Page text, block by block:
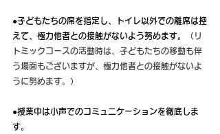
●子どもたちの席を指定し、トイレ以外での離席は控
えて、極力他者との接触がないよう努めます。
（リ
トミックコースの活動時は、子どもたちの移動も伴
う場面もございますが、極力他者との接触がないよ
うに努めます。）
●授業中は小声でのコミュニケーションを徹底しま
す。